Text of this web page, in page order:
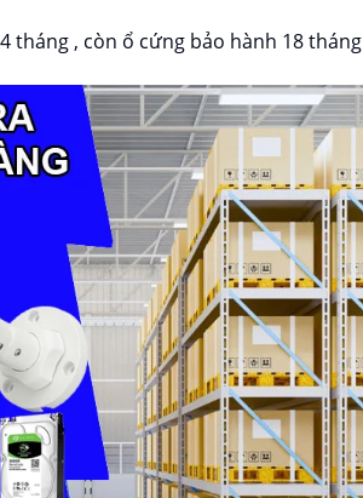
tháng , còn ổ cứng bảo hành 18 tháng